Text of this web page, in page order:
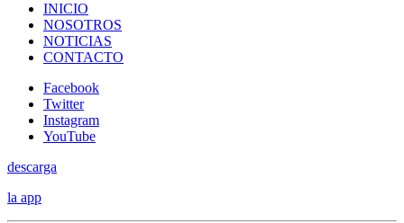
INICIO
NOSOTROS
NOTICIAS
CONTACTO
Facebook
Twitter
Instagram
YouTube
descarga
la app